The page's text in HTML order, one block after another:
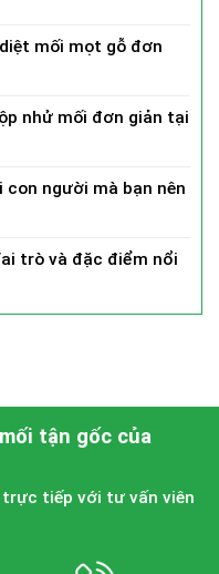
mối mọt gỗ đơn
nhử mối đơn giản tại
người mà bạn nên
trò và đặc điểm nổi
tận gốc của
trực tiếp với tư vấn viên